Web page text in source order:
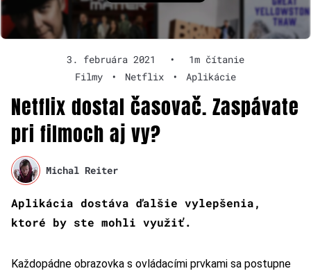
3. februára 2021 •
1m čítanie
Filmy
• Netflix • Aplikácie
Netflix dostal časovač. Zaspávate
pri filmoch aj vy?
Michal Reiter
Aplikácia dostáva ďalšie vylepšenia,
ktoré by ste mohli využiť.
Každopádne obrazovka s ovládacími prvkami sa postupne